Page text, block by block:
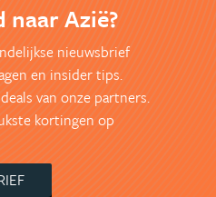
Azië?
nieuwsbrief
en insider tips.
van onze partners.
kortingen op